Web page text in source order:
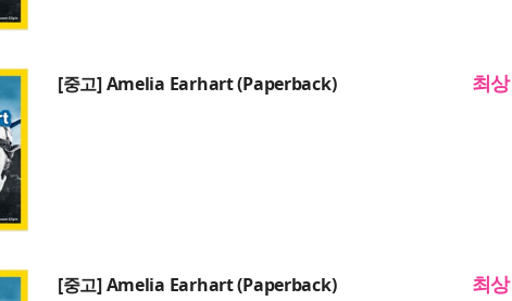
[중고] Amelia Earhart (Paperback) 최상
[중고] Amelia Earhart (Paperback) 최상